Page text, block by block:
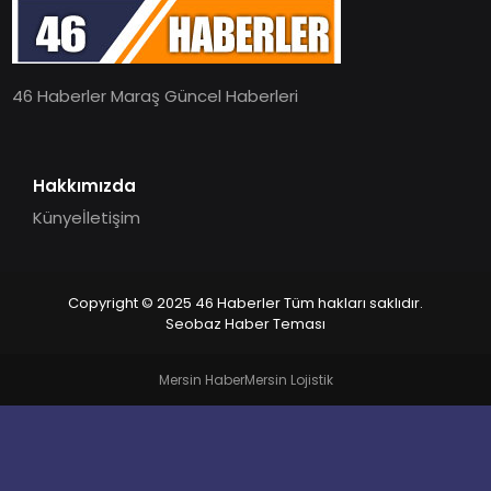
EĞITIM
MAGAZIN
YAŞAM
46 Haberler Maraş Güncel Haberleri
Hakkımızda
Künyeİletişim
Copyright © 2025 46 Haberler Tüm hakları saklıdır.
Seobaz Haber Teması
Mersin HaberMersin Lojistik